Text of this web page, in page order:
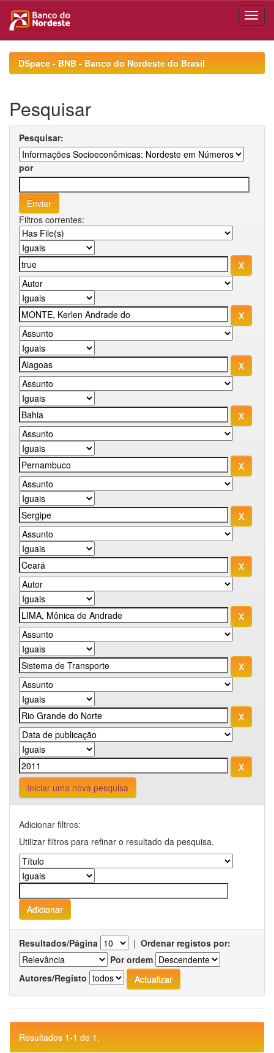
navigationDSpace - BNB - Banco do Nordeste do Brasil
Pesquisar
Pesquisar:
por
Filtros correntes:
Iniciar uma nova pesquisa
Adicionar filtros:
Utilizar filtros para refinar o resultado da pesquisa.
Resultados/Página | Ordenar registos por:
Por ordem
Autores/Registo
Resultados 1-1 de 1.